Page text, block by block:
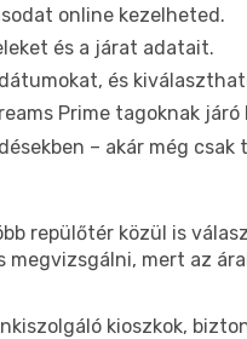
online kezelheted.
és a járat adatait.
és
Prime tagoknak járó
– akár még csak
repülőtér közül is
megvizsgálni, mert az
kioszkok,